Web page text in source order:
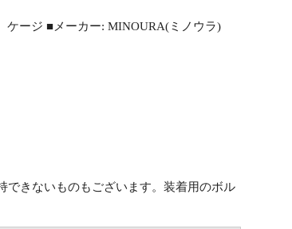
ケージ ■メーカー: MINOURA(ミノウラ)
できないものもございます。装着用のボル